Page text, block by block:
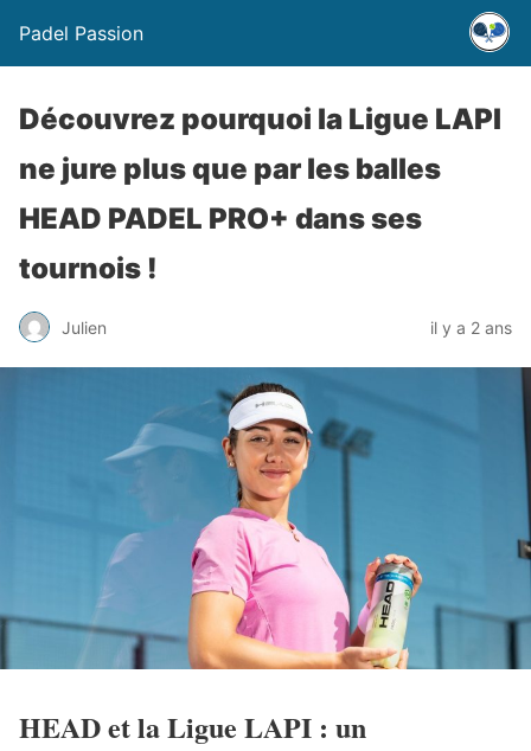
Padel Passion
Découvrez pourquoi la Ligue LAPI
ne jure plus que par les balles
HEAD PADEL PRO+ dans ses
tournois !
Julien il y a 2 ans
HEAD et la Ligue LAPI : un